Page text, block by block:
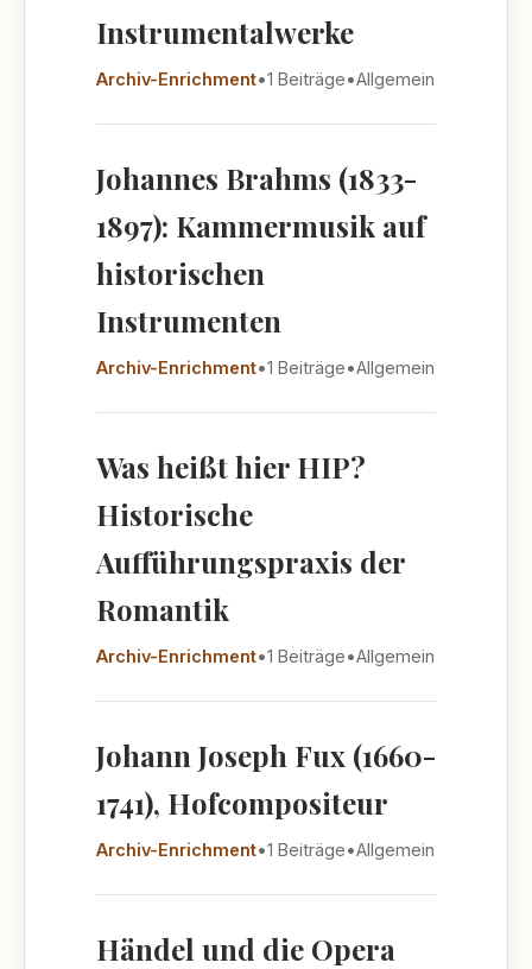
Instrumentalwerke
Archiv-Enrichment•1 Beiträge•Allgemein
Johannes Brahms (1833-
1897): Kammermusik auf
historischen
Instrumenten
Archiv-Enrichment•1 Beiträge•Allgemein
Was heißt hier HIP?
Historische
Aufführungspraxis der
Romantik
Archiv-Enrichment•1 Beiträge•Allgemein
Johann Joseph Fux (1660-
1741), Hofcompositeur
Archiv-Enrichment•1 Beiträge•Allgemein
Händel und die Opera